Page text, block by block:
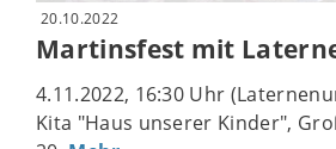
20.10.2022
Martinsfest mit
4.11.2022, 16:30 Uhr
Kita "Haus unserer Kinder",